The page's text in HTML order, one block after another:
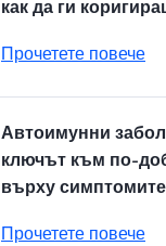
как да ги
Прочетете повече
Автоимунни
ключът към по-
върху симптомите
Прочетете повече